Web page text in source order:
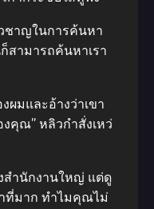
ชาญในการค้นหา
สามารถค้นหาเรา
ผมและอ้างว่าเขา
คุณ” หลิวกําสั่งเหว่
สํานักงานใหญ่ แต่ดู
ที่มาก ทําไมคุณไม่